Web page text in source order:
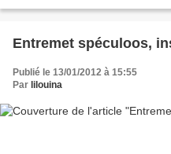
Entremet spéculoos,
Publié le 13/01/2012 à 15:55
Par lilouina